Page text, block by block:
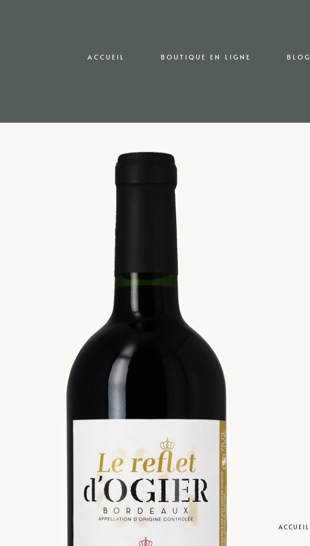
ACCUEIL BOUTIQUE EN LIGNE BLOG
ACCUEIL